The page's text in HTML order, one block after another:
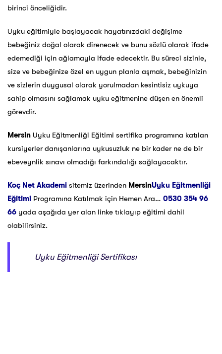
birinci önceliğidir.
Uyku eğitimiyle başlayacak hayatınızdaki değişime
bebeğiniz doğal olarak direnecek ve bunu sözlü olarak ifade
edemediği için ağlamayla ifade edecektir. Bu süreci sizinle,
size ve bebeğinize özel en uygun planla aşmak, bebeğinizin
ve sizlerin duygusal olarak yorulmadan kesintisiz uykuya
sahip olmasını sağlamak uyku eğitmenine düşen en önemli
görevdir.
Mersin Uyku Eğitmenliği Eğitimi sertifika programına katılan
kursiyerler danışanlarına uykusuzluk ne bir kader ne de bir
ebeveynlik sınavı olmadığı farkındalığı sağlayacaktır.
Koç Net Akademi sitemiz üzerinden MersinUyku Eğitmenliği
Eğitimi Programına Katılmak için Hemen Ara… 0530 354 96
66 yada aşağıda yer alan linke tıklayıp eğitimi dahil
olabilirsiniz.
Uyku Eğitmenliği Sertifikası